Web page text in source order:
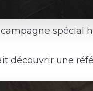
spécial
découvrir une